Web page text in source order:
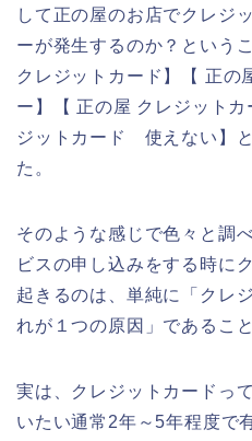
して正の屋のお店でクレジ
ーが発生するのか？という
クレジットカード】【 正
ー】【 正の屋 クレジット
ジットカード 使えない】
た。
そのような感じで色々と調
ビスの申し込みをする時に
起きるのは、単純に「クレ
れが１つの原因」であるこ
実は、クレジットカードっ
いたい通常2年～5年程度で